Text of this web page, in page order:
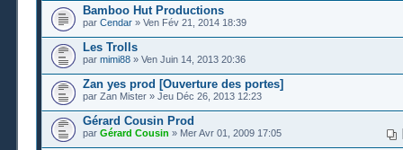
Bamboo Hut Productions
par Cendar » Ven Fév 21, 2014 18:39
Les Trolls
par mimi88 » Ven Juin 14, 2013 20:36
Zan yes prod [Ouverture des portes]
par Zan Mister » Jeu Déc 26, 2013 12:23
Gérard Cousin Prod
par Gérard Cousin » Mer Avr 01, 2009 17:05